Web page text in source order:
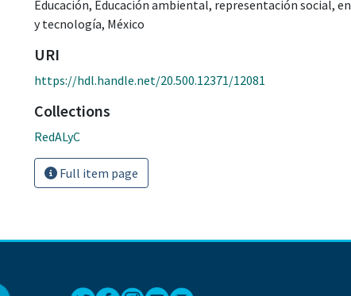
Educación, Educación ambiental, representación social,
y tecnología, México
URI
https://hdl.handle.net/20.500.12371/12081
Collections
RedALyC
Full item page